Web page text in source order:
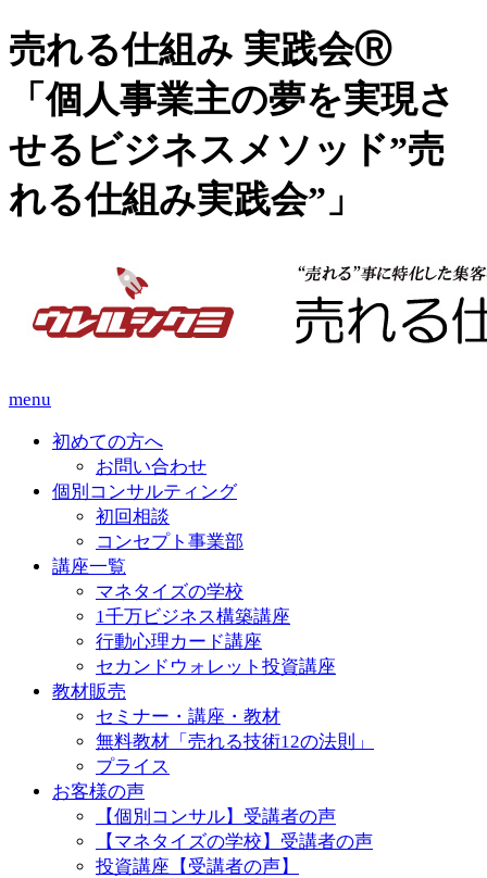
売れる仕組み 実践会Ⓡ
「個人事業主の夢を実現さ
せるビジネスメソッド”売
れる仕組み実践会”」
menu
初めての方へ
お問い合わせ
個別コンサルティング
初回相談
コンセプト事業部
講座一覧
マネタイズの学校
1千万ビジネス構築講座
行動心理カード講座
セカンドウォレット投資講座
教材販売
セミナー・講座・教材
無料教材「売れる技術12の法則」
プライス
お客様の声
【個別コンサル】受講者の声
【マネタイズの学校】受講者の声
投資講座【受講者の声】